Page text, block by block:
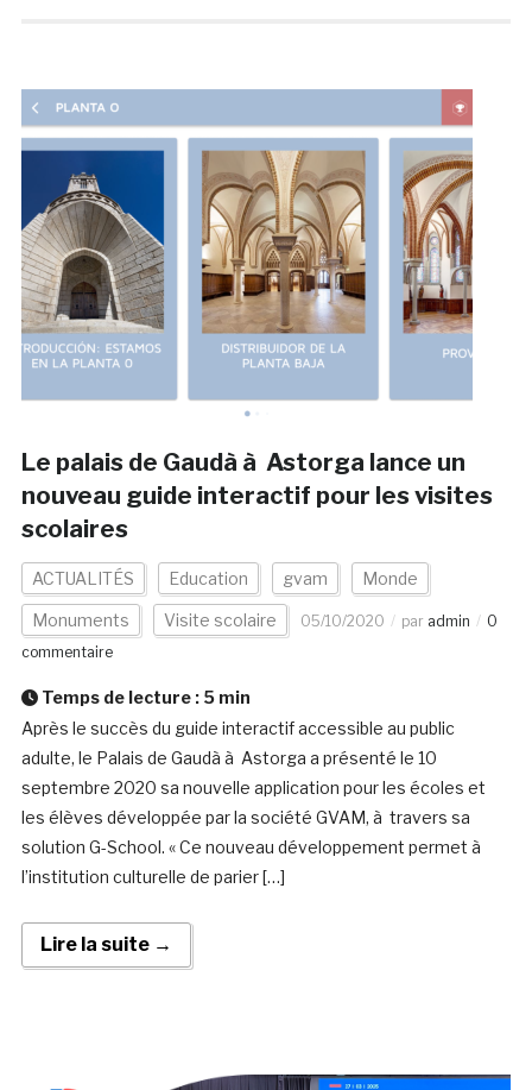
Le palais de Gaudà­ à Astorga lance un
nouveau guide interactif pour les visites
scolaires
ACTUALITÉS Education gvam Monde
Monuments Visite scolaire 05/10/2020 par admin
0
commentaire
Temps de lecture : 5 min
Après le succès du guide interactif accessible au public
adulte, le Palais de Gaudà­ à Astorga a présenté le 10
septembre 2020 sa nouvelle application pour les écoles et
les élèves développée par la société GVAM, à travers sa
solution G-School. « Ce nouveau développement permet à
l’institution culturelle de parier […]
Lire la suite →